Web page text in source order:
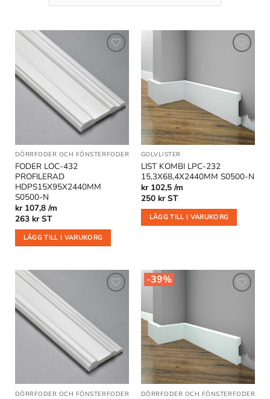
önskelistan
DÖRRFODER OCH FÖNSTERFODER OUTLET
FODER LOC-432
PROFILERAD
HDPS15X95X2440MM
S0500-N
kr 107,8 /m
263 kr ST
LÄGG TILL I VARUKORG
önskelistan
GOLVLISTER
LIST KOMBI LPC-232
15,3X68,4X2440MM S0500-N
kr 102,5 /m
250 kr ST
LÄGG TILL I VARUKORG
önskelistan
DÖRRFODER OCH FÖNSTERFODER
-39%
önskelistan
DÖRRFODER OCH FÖNSTERFODER